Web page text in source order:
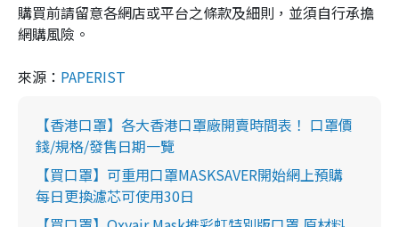
購買前請留意各網店或平台之條款及細則，並須自行承擔
網購風險。
來源： PAPERIST
【香港口罩】各大香港口罩廠開賣時間表！ 口罩價
錢/規格/發售日期一覽
【買口罩】可重用口罩MASKSAVER開始網上預購
每日更換濾芯可使用30日